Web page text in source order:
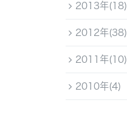
2013年(18)
2012年(38)
2011年(10)
2010年(4)